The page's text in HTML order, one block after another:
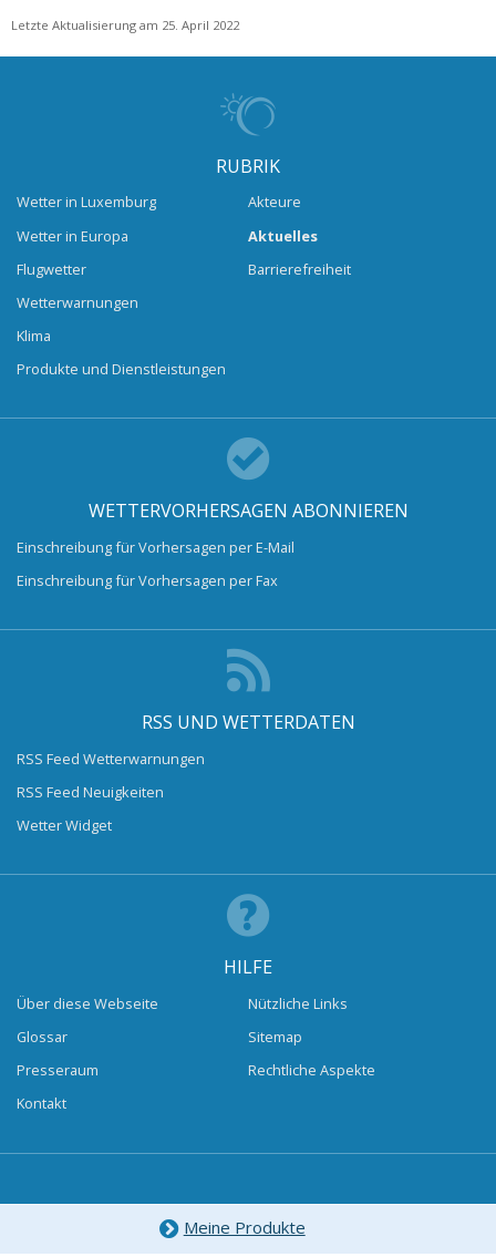
Letzte Aktualisierung am 25. April 2022
RUBRIK
Wetter in Luxemburg
Wetter in Europa
Flugwetter
Wetterwarnungen
Klima
Produkte und Dienstleistungen
Akteure
Aktuelles
Barrierefreiheit
WETTERVORHERSAGEN ABONNIEREN
Einschreibung für Vorhersagen per E-Mail
Einschreibung für Vorhersagen per Fax
RSS UND WETTERDATEN
RSS Feed Wetterwarnungen
RSS Feed Neuigkeiten
Wetter Widget
HILFE
Über diese Webseite
Glossar
Presseraum
Kontakt
Nützliche Links
Sitemap
Rechtliche Aspekte
Meine Produkte